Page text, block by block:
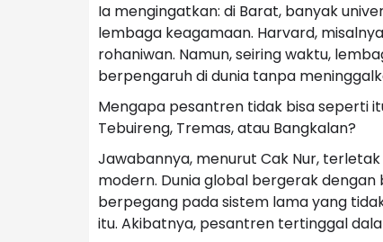
Ia mengingatkan: di Barat, banyak
lembaga keagamaan. Harvard,
rohaniwan. Namun, seiring waktu,
berpengaruh di dunia tanpa
Mengapa pesantren tidak bisa seperti
Tebuireng, Tremas, atau Bangkalan?
Jawabannya, menurut Cak Nur,
modern. Dunia global bergerak
berpegang pada sistem lama yang
itu. Akibatnya, pesantren tertinggal